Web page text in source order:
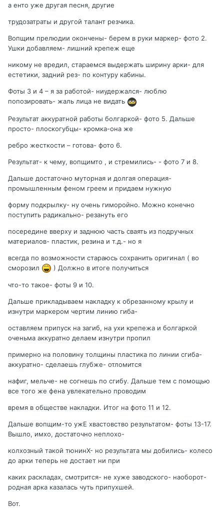
а енто уже другая песня, другие
трудозатраты и другой талант резчика.
Вопщим прелюдии окончены- берем в руки маркер- фото 2.
Ушки добавляем- лишний крепеж еще
никому не вредил, стараемся выдержать ширину арки- для
естетики, задний рез- по контуру кабины.
Фоты 3 и 4 – я за работой- ниудержался- люблю
попозировать- жаль лица не видать
Результат аккуратной работы болгаркой- фото 5. Дальше
просто- плоскогубцы- кромка-она же
ребро жесткости – готова- фото 6.
Результат- к чему, вопщимто , и стремились- - фото 7 и 8.
Дальше достаточно муторная и долгая операция-
промышленным феном греем и придаем нужную
форму подкрылку- ну очень гиморойно. Можно конечно
поступить радикально- резануть его
посередине вверху и заднюю часть сваять из подручных
материалов- пластик, резина и т.д.- но я
всегда по возможности стараюсь сохранить оригинал ( во
сморозил
) Должно в итоге получиться
что-то такое- фоты 9 и 10.
Дальше прикладываем накладку к обрезанному крылу и
изнутри маркером чертим линию гиба-
оставляем припуск на загиб, на ухи крепежа и болгаркой
оченьма аккуратно делаем изнутри пропил
примерно на половину толщины пластика по линии сгиба-
аккуратно- сделаешь глубже- отломится
нафиг, мельче- не согнешь по сгибу. Дальше тем с помощью
все того же фена увлекательно проводим
время в обществе накладки. Итог на фото 11 и 12.
Дальше вопщим-то ужЕ хвастовство результатом- фоты 13-17.
Вышло, имхо, достаточно неплохо-
колхозный такой тюнинХ- но результата мы добились- колесо
до арки теперь не достает ни при
каких раскладах, смотрится- не хуже заводского- наоборот-
родная арка казалась чуть припухшей.
Вот.